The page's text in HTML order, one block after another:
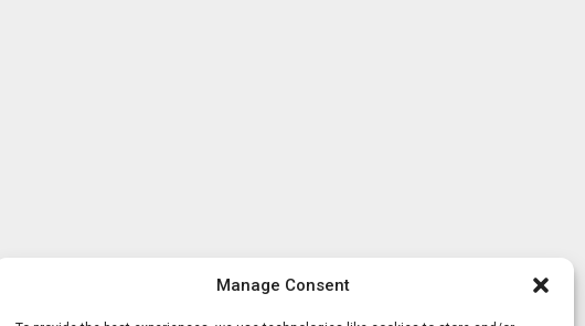
Manage Consent